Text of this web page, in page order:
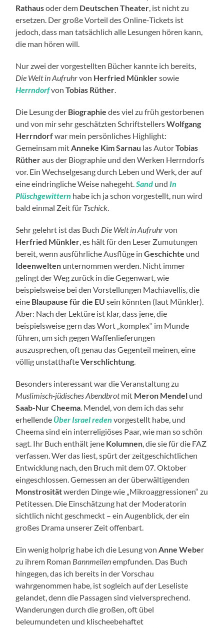
Rathausoder dem Deutschen Theater, ist nicht zu
ersetzen. Der große Vorteil des Online-Tickets ist
jedoch, dass man tatsächlich alle Lesungen hören kann,
die man hören will.
Nur zwei der vorgestellten Bücher kannte ich bereits,
Die Welt in Aufruhrvon Herfried Münklersowie
Herrndorfvon Tobias Rüther.
Die Lesung der Biographie des viel zu früh gestorbenen
und von mir sehr geschätzten SchriftstellersWolfgang
Herrndorfwar mein persönliches Highlight:
Gemeinsam mitAnneke Kim Sarnau las AutorTobias
Rütheraus der Biographie und den Werken Herrndorfs
vor. Ein Wechselgesang durch Leben und Werk, der auf
eine eindringliche Weise nahegeht.Sand und In
Plüschgewittern habe ich ja schon vorgestellt, nun wird
bald einmal Zeit für Tschick.
Sehr gelehrt ist das Buch Die Welt in Aufruhrvon
Herfried Münkler, es hält für den Leser Zumutungen
bereit, wenn ausführliche Ausflüge inGeschichte und
Ideenwelten unternommen werden. Nicht immer
gelingt der Weg zurück in die Gegenwart, wie
beispielsweise bei den Vorstellungen Machiavellis, die
eine Blaupause für die EU sein könnten (laut Münkler).
Aber: Nach der Lektüre ist klar, dass jene, die
beispielsweise gern das Wort „komplex“ im Munde
führen, um sich gegen Waffenlieferungen
auszusprechen, oft genau das Gegenteil meinen, eine
völlig unstatthafteVerschlichtung.
Besonders interessant war die Veranstaltung zu
Muslimisch-jüdisches Abendbrotmit Meron Mendel und
Saab-Nur Cheema. Mendel, von dem ich das sehr
erhellende Über Israel reden vorgestellt habe, und
Cheema sind ein interreligiöses Paar, wie man so schön
sagt. Ihr Buch enthält jene Kolumnen, die sie für die FAZ
verfassen. Wer das liest, spürt der zeitgeschichtlichen
Entwicklung nach, den Bruch mit dem 07. Oktober
eingeschlossen. Gemessen an der überwältigenden
Monstrositätwerden Dinge wie „Mikroaggressionen“ zu
Petitessen. Die Einschätzung hat der Moderatorin
sichtlich nicht geschmeckt – ein Augenblick, der ein
großes Drama unserer Zeit offenbart.
Ein wenig holprig habe ich die Lesung vonAnne Weber
zu ihrem Roman Bannmeilenempfunden. Das Buch
hingegen, das ich bereits in der Vorschau
wahrgenommen habe, ist sogleich auf der Leseliste
gelandet, denn die Passagen sind vielversprechend.
Wanderungen durch die großen, oft übel
beleumundeten und klischeebehaftet